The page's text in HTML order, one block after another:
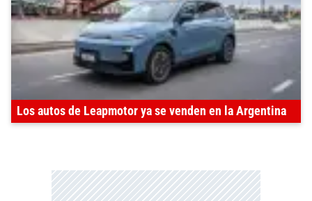
Los autos de Leapmotor ya se venden en la Argentina